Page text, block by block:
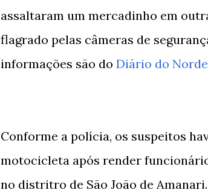
assaltaram um mercadinho em
flagrado pelas câmeras de
informações são do Diário do
Conforme a polícia, os suspeitos
motocicleta após render
no distritro de São João de